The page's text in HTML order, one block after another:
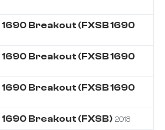
1690 Breakout (FXSB 1690
1690 Breakout (FXSB 1690
1690 Breakout (FXSB 1690
1690 Breakout (FXSB) 2013